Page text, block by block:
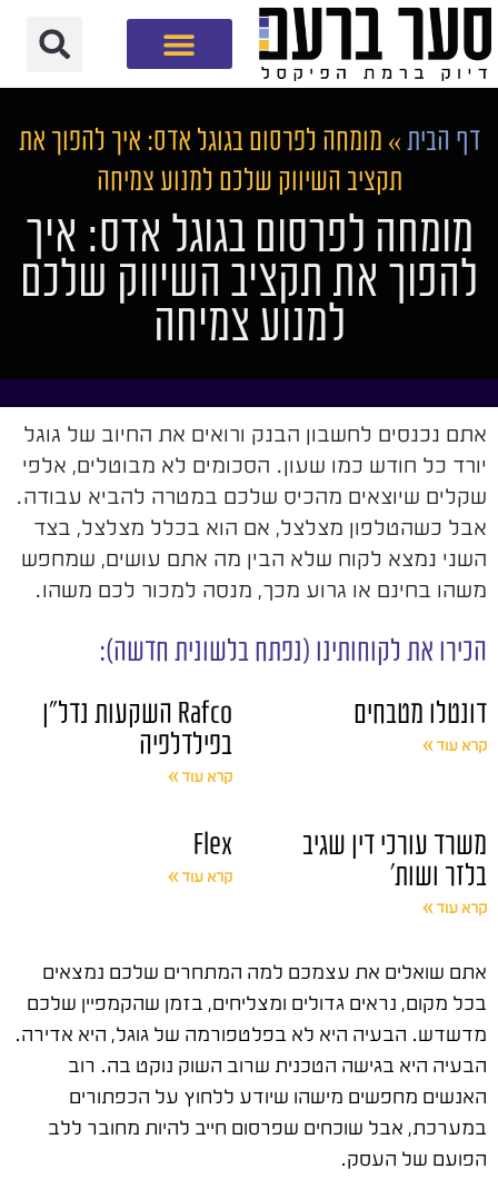
דף הבית » מומחה לפרסום בגוגל אדס: איך להפוך את
תקציב השיווק שלכם למנוע צמיחה
מומחה לפרסום בגוגל אדס: איך
להפוך את תקציב השיווק שלכם
למנוע צמיחה
אתם נכנסים לחשבון הבנק ורואים את החיוב של גוגל
יורד כל חודש כמו שעון. הסכומים לא מבוטלים, אלפי
שקלים שיוצאים מהכיס שלכם במטרה להביא עבודה.
אבל כשהטלפון מצלצל, אם הוא בכלל מצלצל, בצד
השני נמצא לקוח שלא הבין מה אתם עושים, שמחפש
משהו בחינם או גרוע מכך, מנסה למכור לכם משהו.
הכירו את לקוחותינו (נפתח בלשונית חדשה):
דונטלו מטבחים
קרא עוד »
Rafco השקעות נדל"ן
בפילדלפיה
קרא עוד »
משרד עורכי דין שגיב
בלזר ושות'
קרא עוד »
Flex
קרא עוד »
אתם שואלים את עצמכם למה המתחרים שלכם נמצאים
בכל מקום, נראים גדולים ומצליחים, בזמן שהקמפיין שלכם
מדשדש. הבעיה היא לא בפלטפורמה של גוגל, היא אדירה.
הבעיה היא בגישה הטכנית שרוב השוק נוקט בה. רוב
האנשים מחפשים מישהו שיודע ללחוץ על הכפתורים
במערכת, אבל שוכחים שפרסום חייב להיות מחובר ללב
הפועם של העסק.